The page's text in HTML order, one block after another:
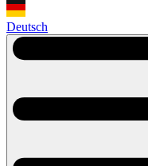
Deutsch